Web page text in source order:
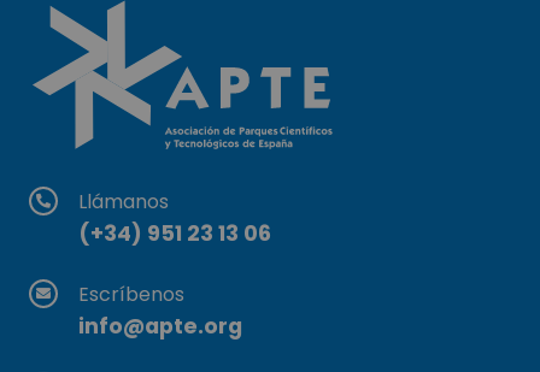
Llámanos
(+34) 951 23 13 06
Escríbenos
info@apte.org